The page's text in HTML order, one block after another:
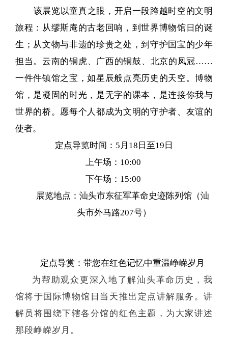
该展览以童真之眼，开启一段跨越时空的文明
旅程：从缪斯庵的古老回响，到世界博物馆日的诞
生；从文物与非遗的珍贵之处，到守护国宝的少年
担当。云南的铜虎、广西的铜鼓、北京的凤冠……
一件件镇馆之宝，如星辰般点亮历史的天空。博物
馆，是凝固的时光，是无字的课本，是连接你我与
世界的桥。愿每个人都成为文明的守护者、友谊的
使者。
定点导览时间：5月18日至19日
上午场：10:00
下午场：15:00
展览地点：汕头市东征军革命史迹陈列馆（汕
头市外马路207号）
定点导赏：带您在红色记忆中重温峥嵘岁月
为帮助观众更深入地了解汕头革命历史，我
馆将于国际博物馆日当天推出定点讲解服务。讲
解员将围绕下辖各分馆的红色主题，为大家讲述
那段峥嵘岁月。